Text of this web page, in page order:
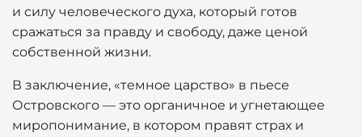
и силу человеческого духа, который готов
сражаться за правду и свободу, даже ценой
собственной жизни.
В заключение, «темное царство» в пьесе
Островского — это органичное и угнетающее
миропонимание, в котором правят страх и